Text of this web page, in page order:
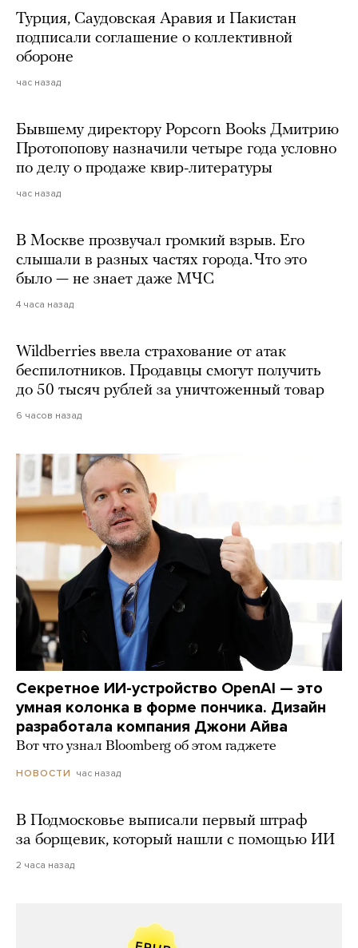
Турция, Саудовская Аравия и Пакистан
подписали соглашение о коллективной
обороне
час назад
Бывшему директору Popcorn Books Дмитрию
Протопопову назначили четыре года условно
по делу о продаже квир-литературы
час назад
В Москве прозвучал громкий взрыв. Его
слышали в разных частях города. Что это
было — не знает даже МЧС
4 часа назад
Wildberries ввела страхование от атак
беспилотников. Продавцы смогут получить
до 50 тысяч рублей за уничтоженный товар
6 часов назад
Секретное ИИ-устройство OpenAI — это
умная колонка в форме пончика. Дизайн
разработала компания Джони Айва
Вот что узнал Bloomberg об этом гаджете
НОВОСТИ час назад
В Подмосковье выписали первый штраф
за борщевик, который нашли с помощью ИИ
2 часа назад